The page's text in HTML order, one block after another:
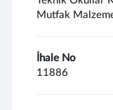
Mutfak
İhale No
11886